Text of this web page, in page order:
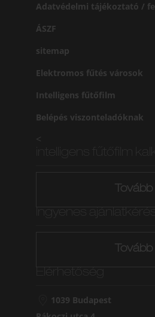
Adatvédelmi tájékoztató /
ÁSZF
sitemap
Elektromos fűtés városok
Intelligens fűtőfilm
Belépés viszonteladóknak
<
Tovább
Tovább
1039 Budapest